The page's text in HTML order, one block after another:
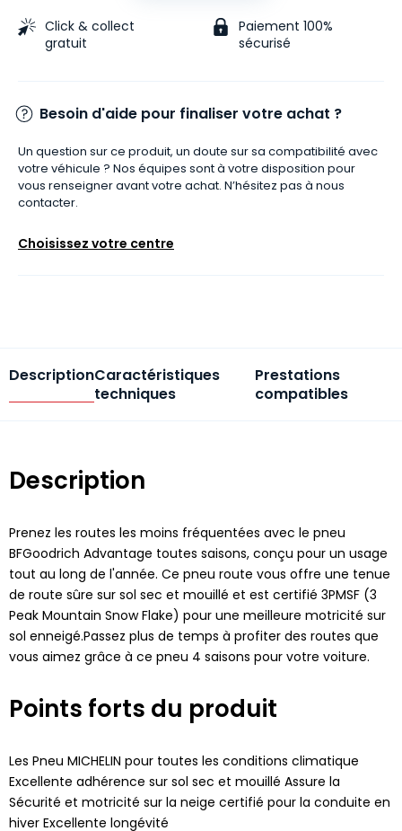
Click & collect
gratuit
Paiement 100%
sécurisé
Besoin d'aide pour finaliser votre achat ?
Un question sur ce produit, un doute sur sa compatibilité avec
votre véhicule ? Nos équipes sont à votre disposition pour
vous renseigner avant votre achat. N’hésitez pas à nous
contacter.
Choisissez votre centre
DescriptionCaractéristiques
techniques
Prestations
compatibles
Description
Prenez les routes les moins fréquentées avec le pneu
BFGoodrich Advantage toutes saisons, conçu pour un usage
tout au long de l'année. Ce pneu route vous offre une tenue
de route sûre sur sol sec et mouillé et est certifié 3PMSF (3
Peak Mountain Snow Flake) pour une meilleure motricité sur
sol enneigé.Passez plus de temps à profiter des routes que
vous aimez grâce à ce pneu 4 saisons pour votre voiture.
Points forts du produit
Les Pneu MICHELIN pour toutes les conditions climatique
Excellente adhérence sur sol sec et mouillé Assure la
Sécurité et motricité sur la neige certifié pour la conduite en
hiver Excellente longévité